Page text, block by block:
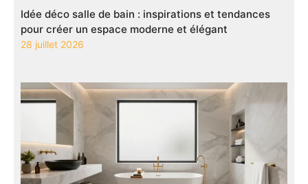
Idée déco salle de bain : inspirations et tendances
pour créer un espace moderne et élégant
28 juillet 2026